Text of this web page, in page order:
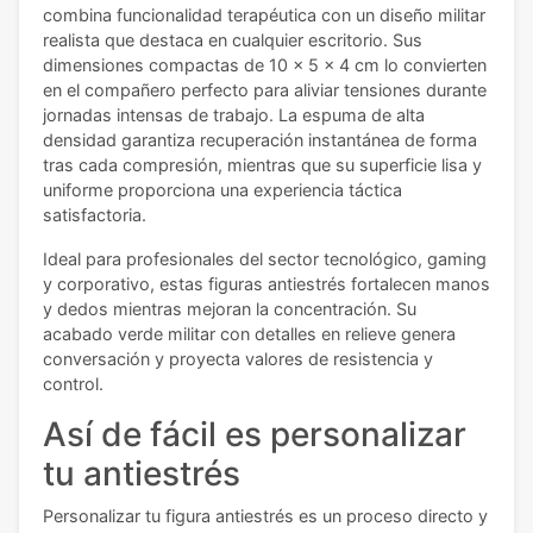
combina funcionalidad terapéutica con un diseño militar
realista que destaca en cualquier escritorio. Sus
dimensiones compactas de 10 x 5 x 4 cm lo convierten
en el compañero perfecto para aliviar tensiones durante
jornadas intensas de trabajo. La espuma de alta
densidad garantiza recuperación instantánea de forma
tras cada compresión, mientras que su superficie lisa y
uniforme proporciona una experiencia táctica
satisfactoria.
Ideal para profesionales del sector tecnológico, gaming
y corporativo, estas figuras antiestrés fortalecen manos
y dedos mientras mejoran la concentración. Su
acabado verde militar con detalles en relieve genera
conversación y proyecta valores de resistencia y
control.
Así de fácil es personalizar
tu antiestrés
Personalizar tu figura antiestrés es un proceso directo y